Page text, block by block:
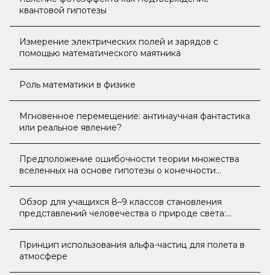
квантовой гипотезы
Измерение электрических полей и зарядов с
помощью математического маятника
Роль математики в физике
Мгновенное перемещение: антинаучная фантастика
или реальное явление?
Предположение ошибочности теории множества
вселенных на основе гипотезы о конечности
Обзор для учащихся 8–9 классов становления
представлений человечества о природе света:
Принцип использования альфа-частиц для полета в
атмосфере